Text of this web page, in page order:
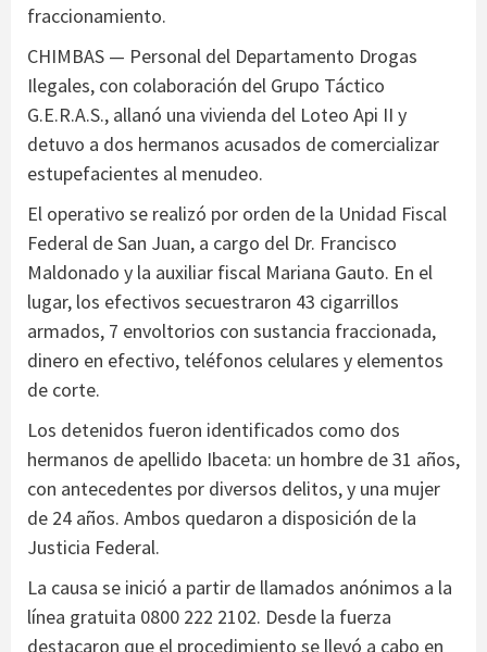
fraccionamiento.
CHIMBAS — Personal del Departamento Drogas
Ilegales, con colaboración del Grupo Táctico
G.E.R.A.S., allanó una vivienda del Loteo Api II y
detuvo a dos hermanos acusados de comercializar
estupefacientes al menudeo.
El operativo se realizó por orden de la Unidad Fiscal
Federal de San Juan, a cargo del Dr. Francisco
Maldonado y la auxiliar fiscal Mariana Gauto. En el
lugar, los efectivos secuestraron 43 cigarrillos
armados, 7 envoltorios con sustancia fraccionada,
dinero en efectivo, teléfonos celulares y elementos
de corte.
Los detenidos fueron identificados como dos
hermanos de apellido Ibaceta: un hombre de 31 años,
con antecedentes por diversos delitos, y una mujer
de 24 años. Ambos quedaron a disposición de la
Justicia Federal.
La causa se inició a partir de llamados anónimos a la
línea gratuita 0800 222 2102. Desde la fuerza
destacaron que el procedimiento se llevó a cabo en